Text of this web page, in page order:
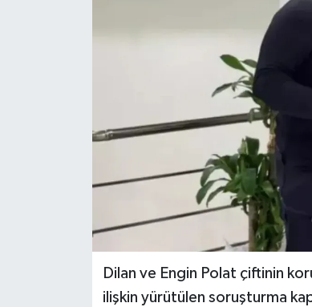
Dilan ve Engin Polat çiftinin
ilişkin yürütülen soruşturma